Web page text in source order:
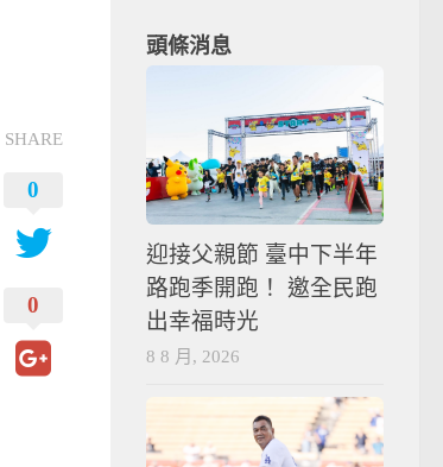
SHARE
0
0
頭條消息
迎接父親節 臺中下半年
路跑季開跑！ 邀全民跑
出幸福時光
8 8 月, 2026